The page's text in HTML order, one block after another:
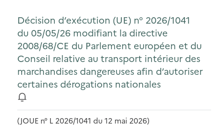
Décision d’exécution (UE) n° 2026/1041
du 05/05/26 modifiant la directive
2008/68/CE du Parlement européen et du
Conseil relative au transport intérieur des
marchandises dangereuses afin d’autoriser
certaines dérogations nationales
(JOUE n° L 2026/1041 du 12 mai 2026)